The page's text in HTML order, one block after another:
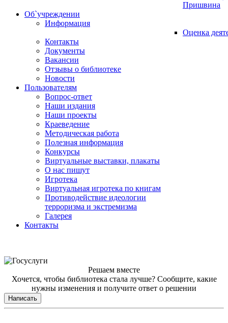
Пришвина
Об`учреждении
Информация
Оценка
Контакты
Документы
Вакансии
Отзывы о библиотеке
Новости
Пользователям
Вопрос-ответ
Наши издания
Наши проекты
Краеведение
Методическая работа
Полезная информация
Конкурсы
Виртуальные выставки, плакаты
О нас пишут
Игротека
Виртуальная игротека по книгам
Противодействие идеологии
терроризма и экстремизма
Галерея
Контакты
Решаем вместе
Хочется, чтобы библиотека стала лучше? Сообщите, какие
нужны изменения и получите ответ о решении
Написать